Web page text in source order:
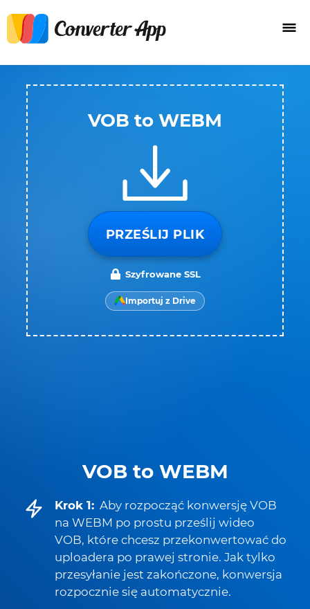
VOB to WEBM
Krok 1: Aby rozpocząć konwersję VOB
na WEBM po prostu prześlij wideo
VOB, które chcesz przekonwertować do
uploadera po prawej stronie. Jak tylko
przesyłanie jest zakończone, konwersja
rozpocznie się automatycznie.
VOB to WEBM
PRZEŚLIJ PLIK
Szyfrowane SSL
Importuj z Drive